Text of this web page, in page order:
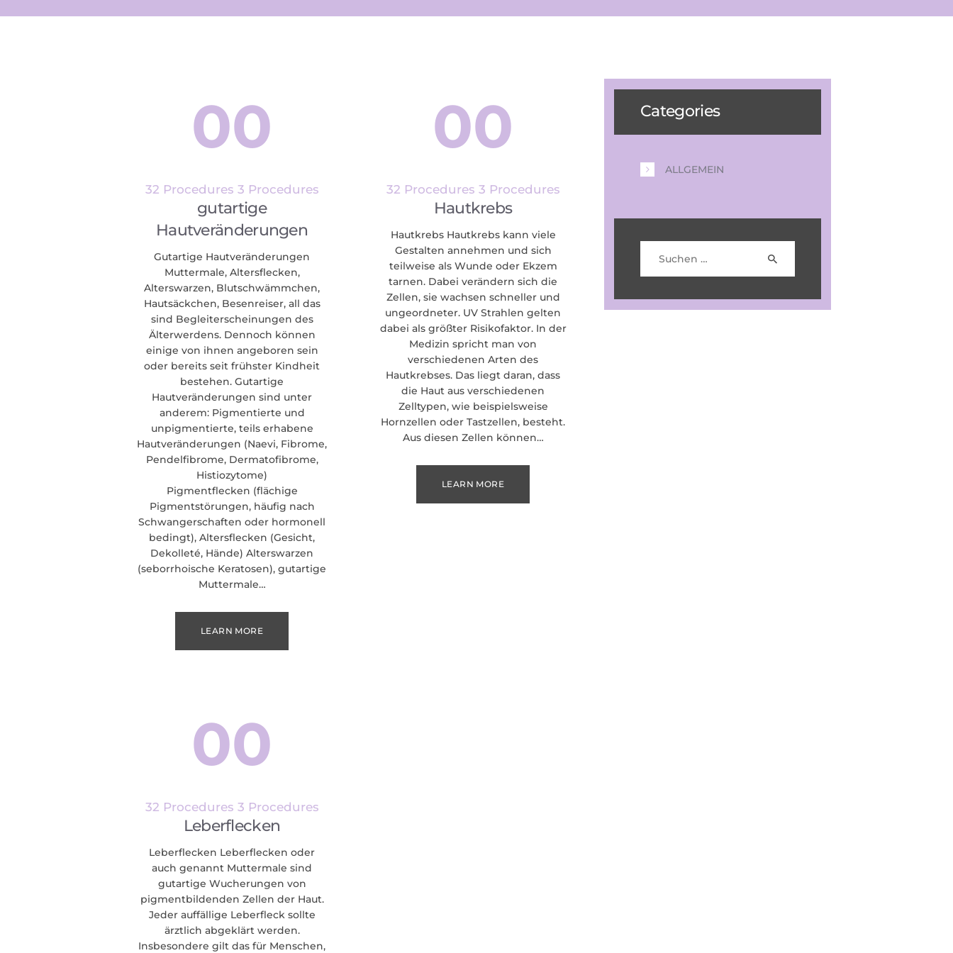
00
32 Procedures 3 Procedures
gutartige
Hautveränderungen
Gutartige Hautveränderungen
Muttermale, Altersflecken,
Alterswarzen, Blutschwämmchen,
Hautsäckchen, Besenreiser, all das
sind Begleiterscheinungen des
Älterwerdens. Dennoch können
einige von ihnen angeboren sein
oder bereits seit frühster Kindheit
bestehen. Gutartige
Hautveränderungen sind unter
anderem: Pigmentierte und
unpigmentierte, teils erhabene
Hautveränderungen (Naevi, Fibrome,
Pendelfibrome, Dermatofibrome,
Histiozytome)
Pigmentflecken (flächige
Pigmentstörungen, häufig nach
Schwangerschaften oder hormonell
bedingt), Altersflecken (Gesicht,
Dekolleté, Hände) Alterswarzen
(seborrhoische Keratosen), gutartige
Muttermale…
LEARN MORE
00
32 Procedures 3 Procedures
Hautkrebs
Hautkrebs Hautkrebs kann viele
Gestalten annehmen und sich
teilweise als Wunde oder Ekzem
tarnen. Dabei verändern sich die
Zellen, sie wachsen schneller und
ungeordneter. UV Strahlen gelten
dabei als größter Risikofaktor. In der
Medizin spricht man von
verschiedenen Arten des
Hautkrebses. Das liegt daran, dass
die Haut aus verschiedenen
Zelltypen, wie beispielsweise
Hornzellen oder Tastzellen, besteht.
Aus diesen Zellen können…
LEARN MORE
00
32 Procedures 3 Procedures
Leberflecken
Leberflecken Leberflecken oder
auch genannt Muttermale sind
gutartige Wucherungen von
pigmentbildenden Zellen der Haut.
Jeder auffällige Leberfleck sollte
ärztlich abgeklärt werden.
Insbesondere gilt das für Menschen,
Categories
ALLGEMEIN